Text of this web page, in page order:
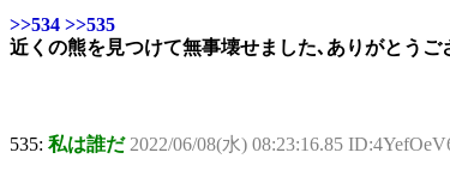
>>534 >>535
近くの熊を見つけて無事壊せました､ありがとうご
535: 私は誰だ 2022/06/08(水) 08:23:16.85